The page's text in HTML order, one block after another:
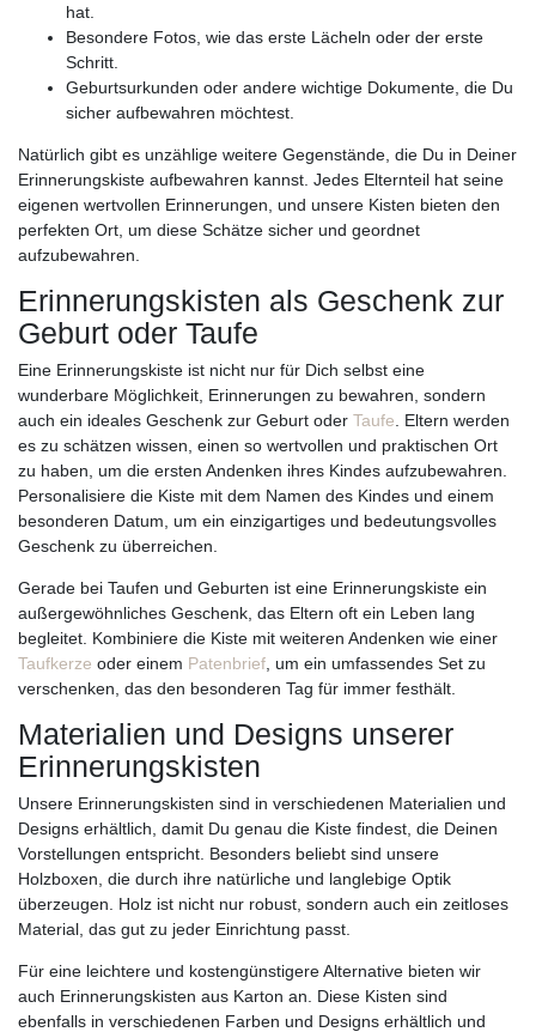
hat.
Besondere Fotos, wie das erste Lächeln oder der erste
Schritt.
Geburtsurkunden oder andere wichtige Dokumente, die Du
sicher aufbewahren möchtest.
Natürlich gibt es unzählige weitere Gegenstände, die Du in Deiner
Erinnerungskiste aufbewahren kannst. Jedes Elternteil hat seine
eigenen wertvollen Erinnerungen, und unsere Kisten bieten den
perfekten Ort, um diese Schätze sicher und geordnet
aufzubewahren.
Erinnerungskisten als Geschenk zur
Geburt oder Taufe
Eine Erinnerungskiste ist nicht nur für Dich selbst eine
wunderbare Möglichkeit, Erinnerungen zu bewahren, sondern
auch ein ideales Geschenk zur Geburt oder Taufe . Eltern werden
es zu schätzen wissen, einen so wertvollen und praktischen Ort
zu haben, um die ersten Andenken ihres Kindes aufzubewahren.
Personalisiere die Kiste mit dem Namen des Kindes und einem
besonderen Datum, um ein einzigartiges und bedeutungsvolles
Geschenk zu überreichen.
Gerade bei Taufen und Geburten ist eine Erinnerungskiste ein
außergewöhnliches Geschenk, das Eltern oft ein Leben lang
begleitet. Kombiniere die Kiste mit weiteren Andenken wie einer
Taufkerze oder einem Patenbrief , um ein umfassendes Set zu
verschenken, das den besonderen Tag für immer festhält.
Materialien und Designs unserer
Erinnerungskisten
Unsere Erinnerungskisten sind in verschiedenen Materialien und
Designs erhältlich, damit Du genau die Kiste findest, die Deinen
Vorstellungen entspricht. Besonders beliebt sind unsere
Holzboxen, die durch ihre natürliche und langlebige Optik
überzeugen. Holz ist nicht nur robust, sondern auch ein zeitloses
Material, das gut zu jeder Einrichtung passt.
Für eine leichtere und kostengünstigere Alternative bieten wir
auch Erinnerungskisten aus Karton an. Diese Kisten sind
ebenfalls in verschiedenen Farben und Designs erhältlich und